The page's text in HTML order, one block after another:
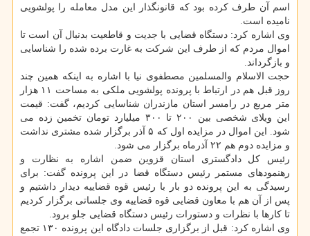
اسم آن طرف کرده بود که قانونگذار این مدل معامله را پولشویی
نامیده است.
وی اشاره کرد: دستگاه قضایی با جدیت و قاطعیت بدنبال آن است تا
اموال مردم که از طرف این شرکت به غارت برده شده را شناسایی
و بازگرداند.
حجت الاسلام والمسلمین مصطفوی نیا با اشاره به اینکه همین چند
روز قبل هم در ارتباط با پرونده پولشویی ملکی به مساحت ۱۱ هزار
متر مربع در رامسر استان مازندران شناسایی کردیم، گفت: قیمت
این ویلای شخصی بین ۲۰۰ تا ۳۰۰ میلیارد تومان تخمین زده می
شود. این اموال در مزایده اول که ۵ آذر برگزار شده مشتری نداشت
و مزایده دوم هم ۲۲ آذرماه برگزار می شود.
رئیس کل دادگستری استان قزوین ضمن اشاره به نظارت و
رهنمودهای مستمر رئیس دستگاه قضا در این پرونده گفت: برای
رسیدگی به این پرونده دو بار با رئیس قوه قضاییه دیدار داشتیم و
پس از آن هم با معاون قضایی قوه قضاییه وی جلساتی برگزار کردیم
تا کارها با نظرات و دستورات رئیس دستگاه قضایی جلو برود.
وی اشاره کرد: قبل از برگزاری جلسات دادگاه این پرونده ۱۳۰ تجمع